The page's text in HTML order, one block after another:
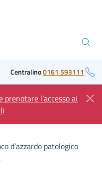
Centralino0161 593111
prenotare l’accesso ai
d’azzardo patologico